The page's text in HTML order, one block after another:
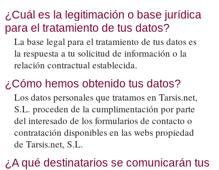
¿Cuál es la legitimación o base jurídica
para el tratamiento de tus datos?
La base legal para el tratamiento de tus datos es
la respuesta a tu solicitud de información o la
relación contractual establecida.
¿Cómo hemos obtenido tus datos?
Los datos personales que tratamos en Tarsis.net,
S.L. proceden de la cumplimentación por parte
del interesado de los formularios de contacto o
contratación disponibles en las webs propiedad
de Tarsis.net, S.L.
¿A qué destinatarios se comunicarán tus